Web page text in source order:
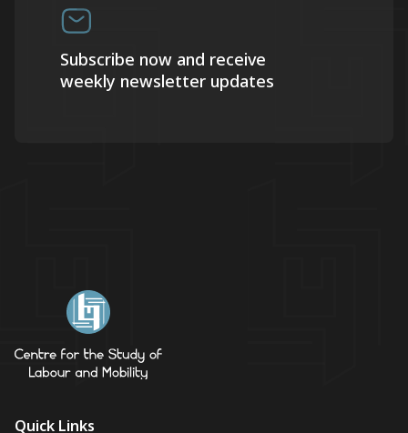
Subscribe now and receive
weekly newsletter updates
Quick Links